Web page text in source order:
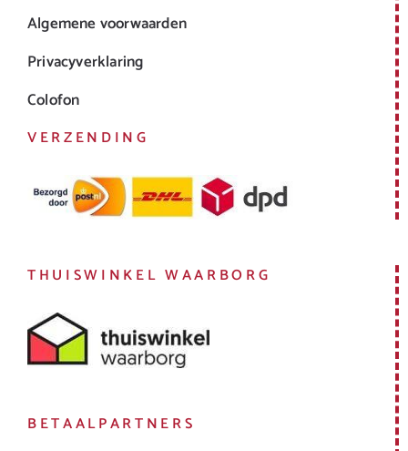
Algemene voorwaarden
Privacyverklaring
Colofon
VERZENDING
THUISWINKEL WAARBORG
BETAALPARTNERS